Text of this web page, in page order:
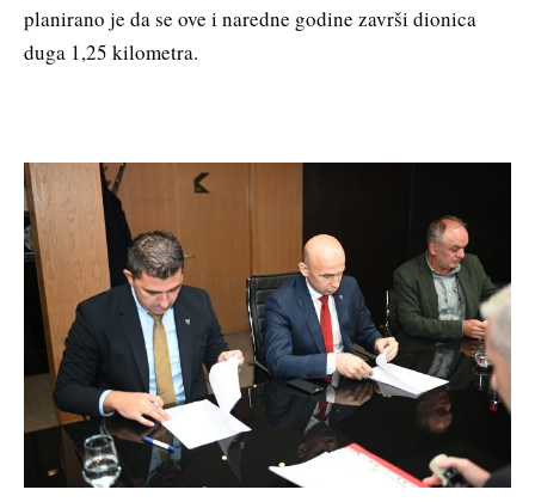
planirano je da se ove i naredne godine završi dionica
duga 1,25 kilometra.